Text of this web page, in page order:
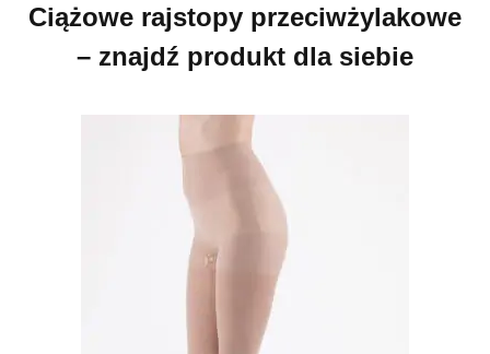
Ciążowe rajstopy przeciwżylakowe
– znajdź produkt dla siebie